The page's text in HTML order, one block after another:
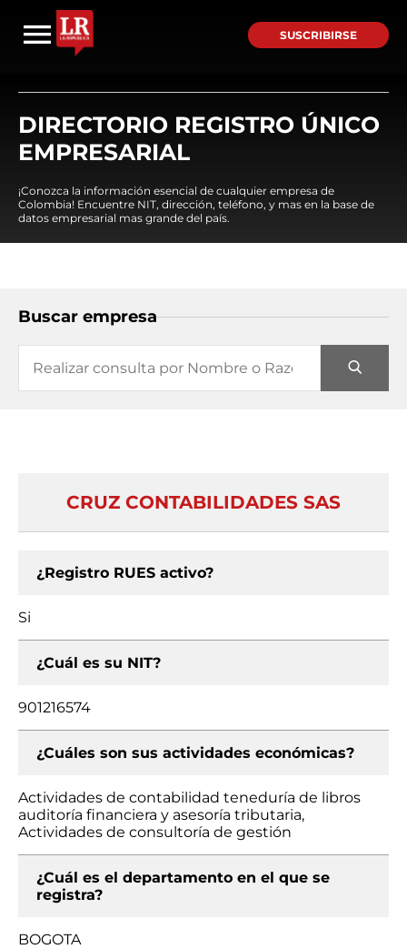
SUSCRIBIRSE
DIRECTORIO REGISTRO ÚNICO
EMPRESARIAL
¡Conozca la información esencial de cualquier empresa de
Colombia! Encuentre NIT, dirección, teléfono, y mas en la base de
datos empresarial mas grande del país.
Buscar empresa
CRUZ CONTABILIDADES SAS
¿Registro RUES activo?
Si
¿Cuál es su NIT?
901216574
¿Cuáles son sus actividades económicas?
Actividades de contabilidad teneduría de libros
auditoría financiera y asesoría tributaria,
Actividades de consultoría de gestión
¿Cuál es el departamento en el que se
registra?
BOGOTA